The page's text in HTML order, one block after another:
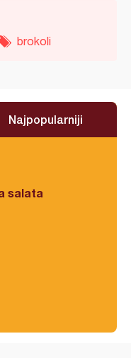
brokoli
Najpopularniji
salata